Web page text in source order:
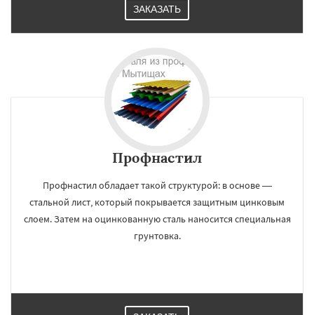
ЗАКАЗАТЬ
Профнастил
Профнастил обладает такой структурой: в основе —
стальной лист, который покрывается защитным цинковым
слоем. Затем на оцинкованную сталь наносится специальная
грунтовка.